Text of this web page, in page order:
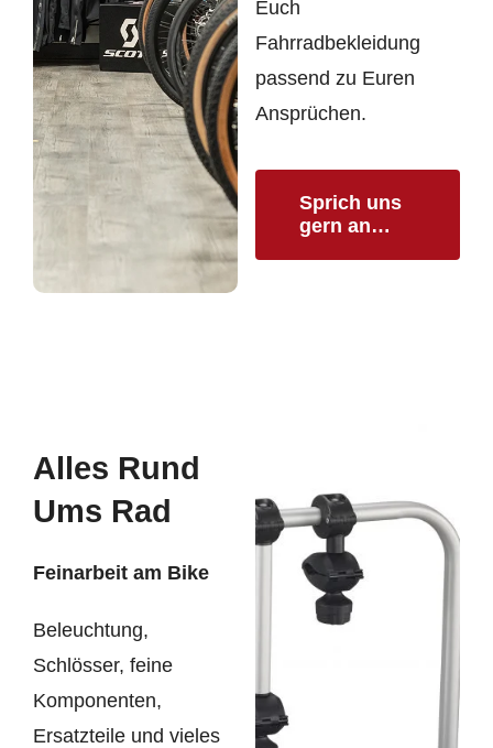
Euch
Fahrradbekleidung
passend zu Euren
Ansprüchen.
Sprich uns
gern an…
Alles Rund
Ums Rad
Feinarbeit am Bike
Beleuchtung,
Schlösser, feine
Komponenten,
Ersatzteile und vieles